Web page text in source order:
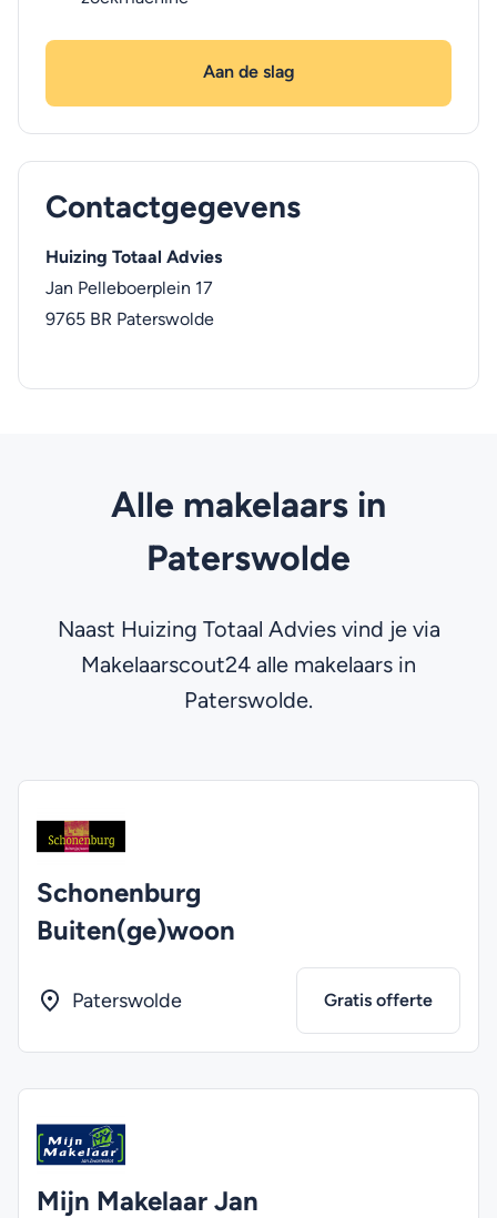
Aan de slag
Contactgegevens
Huizing Totaal Advies
Jan Pelleboerplein 17
9765 BR Paterswolde
Alle makelaars in
Paterswolde
Naast Huizing Totaal Advies vind je via
Makelaarscout24 alle makelaars in
Paterswolde.
Schonenburg
Buiten(ge)woon
Paterswolde Gratis offerte
Mijn Makelaar Jan